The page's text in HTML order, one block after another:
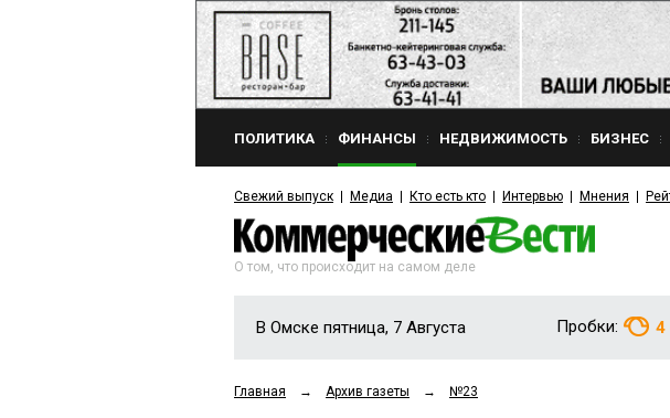
ПОЛИТИКА ФИНАНСЫ НЕДВИЖИМОСТЬ БИЗНЕС
Свежий выпуск Медиа Кто есть кто Интервью Мнения
О том, что происходит на самом деле
В Омске пятница, 7 Августа Пробки: 4
Главная → Архив газеты → №23